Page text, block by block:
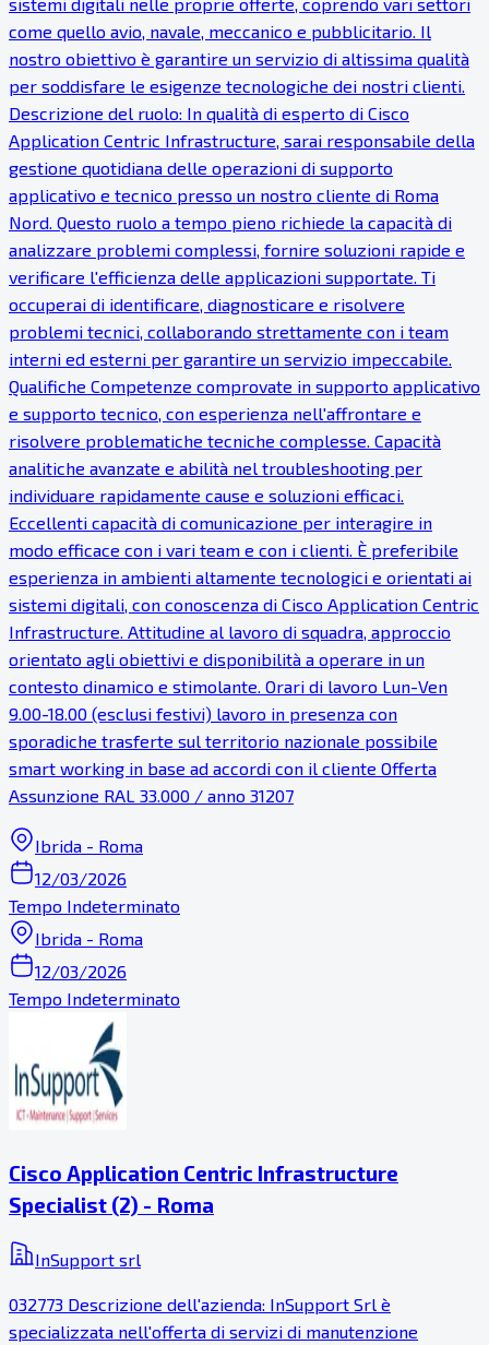
come quello avio, navale, meccanico e pubblicitario. Il
nostro obiettivo è garantire un servizio di altissima qualità
per soddisfare le esigenze tecnologiche dei nostri clienti.
Descrizione del ruolo: In qualità di esperto di Cisco
Application Centric Infrastructure, sarai responsabile della
gestione quotidiana delle operazioni di supporto
applicativo e tecnico presso un nostro cliente di Roma
Nord. Questo ruolo a tempo pieno richiede la capacità di
analizzare problemi complessi, fornire soluzioni rapide e
verificare l'efficienza delle applicazioni supportate. Ti
occuperai di identificare, diagnosticare e risolvere
problemi tecnici, collaborando strettamente con i team
interni ed esterni per garantire un servizio impeccabile.
Qualifiche Competenze comprovate in supporto applicativo
e supporto tecnico, con esperienza nell'affrontare e
risolvere problematiche tecniche complesse. Capacità
analitiche avanzate e abilità nel troubleshooting per
individuare rapidamente cause e soluzioni efficaci.
Eccellenti capacità di comunicazione per interagire in
modo efficace con i vari team e con i clienti. È preferibile
esperienza in ambienti altamente tecnologici e orientati ai
sistemi digitali, con conoscenza di Cisco Application Centric
Infrastructure. Attitudine al lavoro di squadra, approccio
orientato agli obiettivi e disponibilità a operare in un
contesto dinamico e stimolante. Orari di lavoro Lun-Ven
9.00-18.00 (esclusi festivi) lavoro in presenza con
sporadiche trasferte sul territorio nazionale possibile
smart working in base ad accordi con il cliente Offerta
Assunzione RAL 33.000 / anno 31207
Ibrida - Roma
12/03/2026
Tempo Indeterminato
Ibrida - Roma
12/03/2026
Tempo Indeterminato
Cisco Application Centric Infrastructure
Specialist (2) - Roma
InSupport srl
032773 Descrizione dell'azienda: InSupport Srl è
specializzata nell'offerta di servizi di manutenzione